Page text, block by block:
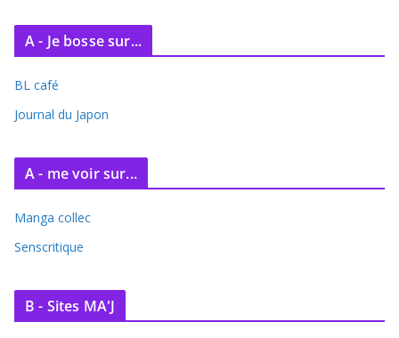
c
v
e
A - Je bosse sur...
BL café
Journal du Japon
A - me voir sur...
Manga collec
Senscritique
B - Sites MA'J